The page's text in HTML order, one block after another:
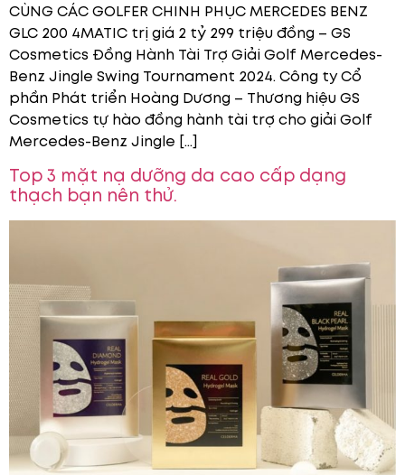
CÙNG CÁC GOLFER CHINH PHỤC MERCEDES BENZ
GLC 200 4MATIC trị giá 2 tỷ 299 triệu đồng – GS
Cosmetics Đồng Hành Tài Trợ Giải Golf Mercedes-
Benz Jingle Swing Tournament 2024. Công ty Cổ
phần Phát triển Hoàng Dương – Thương hiệu GS
Cosmetics tự hào đồng hành tài trợ cho giải Golf
Mercedes-Benz Jingle […]
Top 3 mặt nạ dưỡng da cao cấp dạng
thạch bạn nên thử.